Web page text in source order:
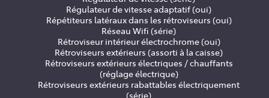
Régulateur de vitesse adaptatif (oui)
Répétiteurs latéraux dans les rétroviseurs (oui)
Réseau Wifi (série)
Rétroviseur intérieur électrochrome (oui)
Rétroviseurs extérieurs (assorti à la caisse)
Rétroviseurs extérieurs électriques / chauffants
(réglage électrique)
Rétroviseurs extérieurs rabattables électriquement
(série)